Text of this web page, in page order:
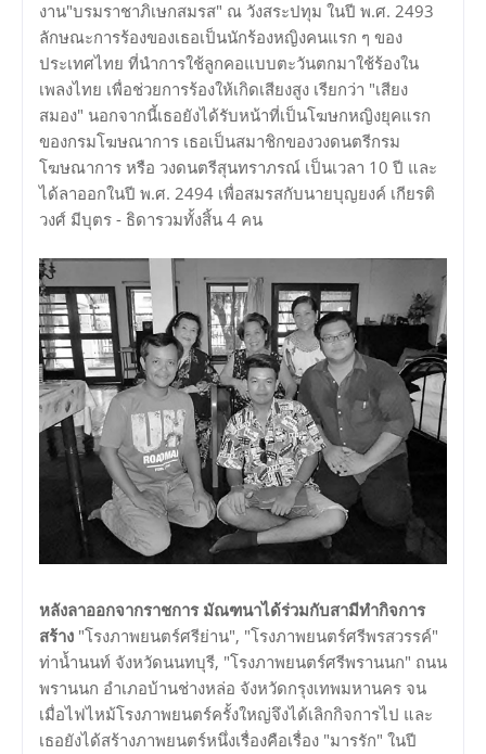
งาน"บรมราชาภิเษกสมรส" ณ วังสระปทุม ในปี พ.ศ. 2493
ลักษณะการร้องของเธอเป็นนักร้องหญิงคนแรก ๆ ของ
ประเทศไทย ที่นำการใช้ลูกคอแบบตะวันตกมาใช้ร้องใน
เพลงไทย เพื่อช่วยการร้องให้เกิดเสียงสูง เรียกว่า "เสียง
สมอง" นอกจากนี้เธอยังได้รับหน้าที่เป็นโฆษกหญิงยุคแรก
ของกรมโฆษณาการ เธอเป็นสมาชิกของวงดนตรีกรม
โฆษณาการ หรือ วงดนตรีสุนทราภรณ์ เป็นเวลา 10 ปี และ
ได้ลาออกในปี พ.ศ. 2494 เพื่อสมรสกับนายบุญยงค์ เกียรติ
วงศ์ มีบุตร - ธิดารวมทั้งสิ้น 4 คน
หลังลาออกจากราชการ มัณฑนาได้ร่วมกับสามีทำกิจการ
สร้าง "โรงภาพยนตร์ศรีย่าน", "โรงภาพยนตร์ศรีพรสวรรค์"
ท่าน้ำนนท์ จังหวัดนนทบุรี, "โรงภาพยนตร์ศรีพรานนก" ถนน
พรานนก อำเภอบ้านช่างหล่อ จังหวัดกรุงเทพมหานคร จน
เมื่อไฟไหม้โรงภาพยนตร์ครั้งใหญ่จึงได้เลิกกิจการไป และ
เธอยังได้สร้างภาพยนตร์หนึ่งเรื่องคือเรื่อง "มารรัก" ในปี